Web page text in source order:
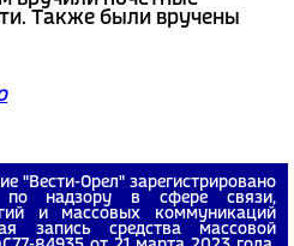
Также были вручены
"Вести-Орел" зарегистрировано
по надзору в сфере связи,
и массовых коммуникаций
запись средства массовой